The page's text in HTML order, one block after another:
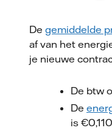
De gemiddelde
af van het
je nieuwe
De btw
De
is